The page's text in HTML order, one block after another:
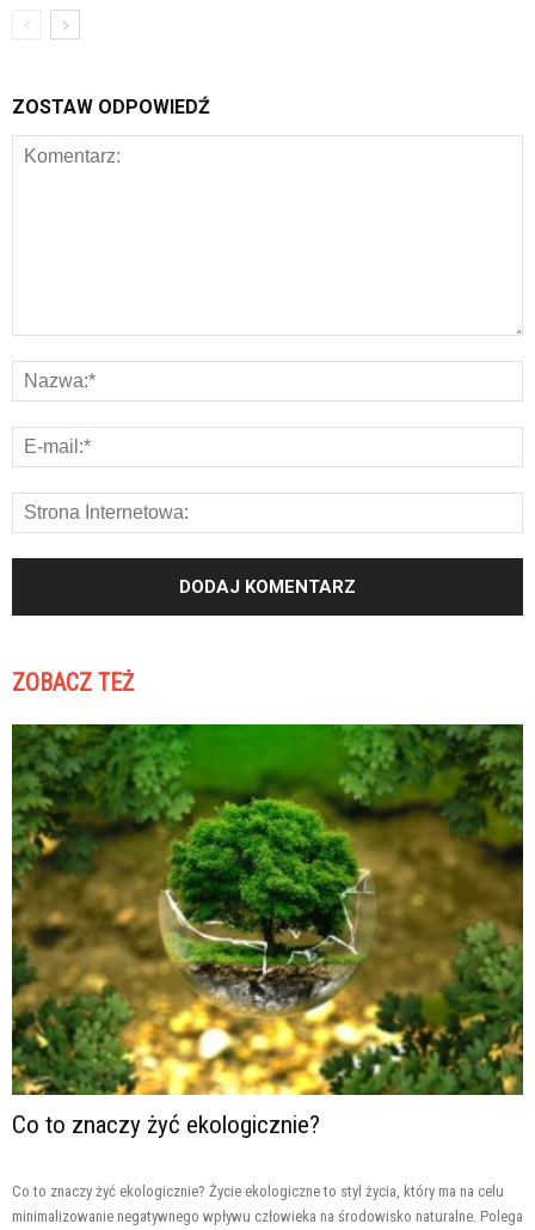
ZOSTAW ODPOWIEDŹ
ZOBACZ TEŻ
Co to znaczy żyć ekologicznie?
Co to znaczy żyć ekologicznie? Życie ekologiczne to styl życia, który ma na celu
minimalizowanie negatywnego wpływu człowieka na środowisko naturalne. Polega